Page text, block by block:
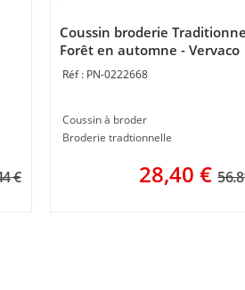
€
Coussin broderie
Forêt en automne - Vervaco
PN-0222668
Coussin à broder
Broderie tradtionnelle
28,40 €